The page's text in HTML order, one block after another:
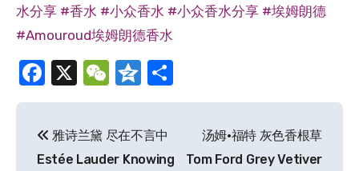
水分享 #香水 #小众香水 #小众香水分享 #埃姆朗德
#Amouroud埃姆朗德香水
Facebook
X WeChat
Qzone
享
章
雅诗兰黛 尽在不言中
Estée Lauder Knowing
汤姆·福特 灰色香根草
Tom Ford Grey Vetiver